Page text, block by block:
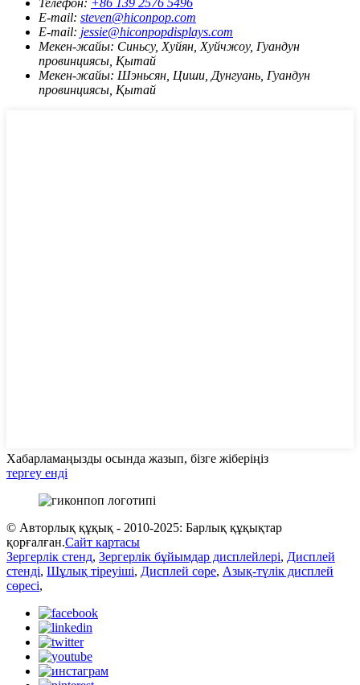
Телефон: +86 139 2576 5496
E-mail: steven@hiconpop.com
E-mail: jessie@hiconpopdisplays.com
Мекен-жайы: Синьсу, Хуйян, Хуйчжоу, Гуандун
провинциясы, Қытай
Мекен-жайы: Шэньсян, Циши, Дунгуань, Гуандун
провинциясы, Қытай
Хабарламаңызды осында жазып, бізге жіберіңіз
тергеу енді
© Авторлық құқық - 2010-2025: Барлық құқықтар
қорғалған.Сайт картасы
Зергерлік стенд, Зергерлік бұйымдар дисплейлері, Дисплей
стенді, Шұлық тіреуіші, Дисплей сөре, Азық-түлік дисплей
сөресі,